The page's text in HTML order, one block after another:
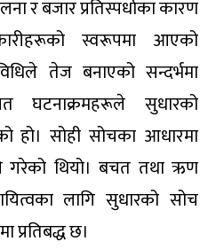
र बजार प्रतिस्पर्धाका कारण
स्वरूपमा आएको
तेज बनाएको सन्दर्भमा
घटनाक्रमहरूले सुधारको
हो। सोही सोचका आधारमा
गरेको थियो। बचत तथा ऋण
लागि सुधारको सोच
प्रतिबद्ध छ।